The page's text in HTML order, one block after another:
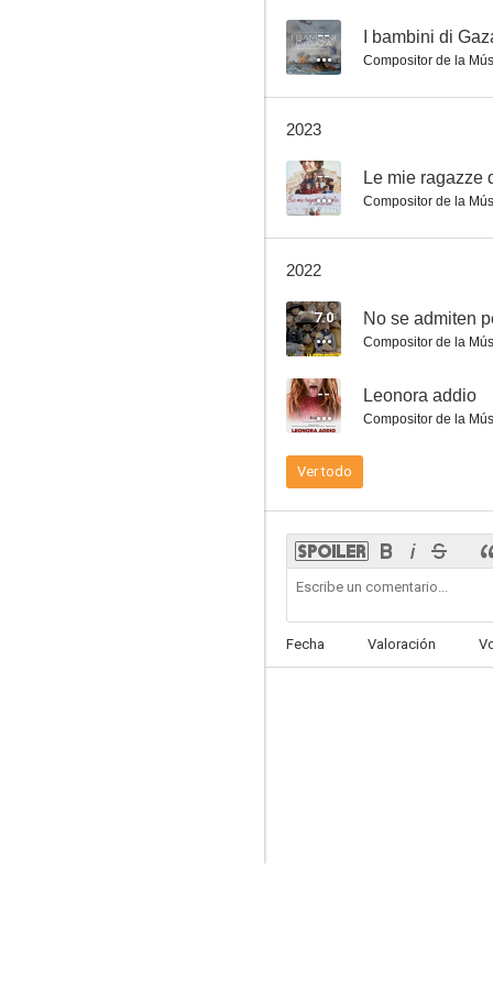
7.0
7.0
-- I bambini di
Compositor de la
2023
-- Le mie ragazze
Compositor de la
2022
7.0 No se admiten
Compositor de la
-- Leonora addio
Compositor de la
Ver todo
Fecha Valoración